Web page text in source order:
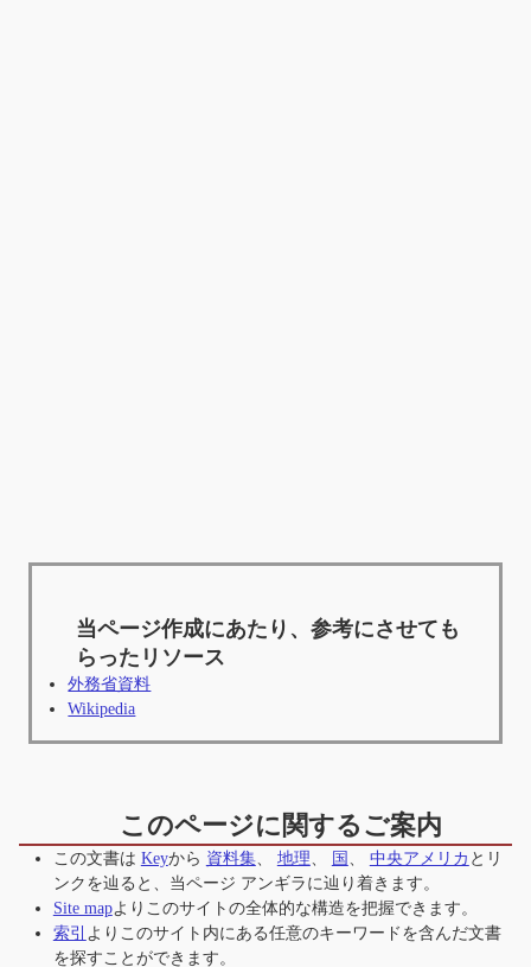
当ページ作成にあたり、参考にさせても
らったリソース
外務省資料
Wikipedia
このページに関するご案内
この文書は Keyから 資料集、 地理、 国、 中央アメリカ とリ
ンクを辿ると、当ページ アンギラに辿り着きます。
Site mapよりこのサイトの全体的な構造を把握できます。
索引 よりこのサイト内にある任意のキーワードを含んだ文書
を探すことができます。